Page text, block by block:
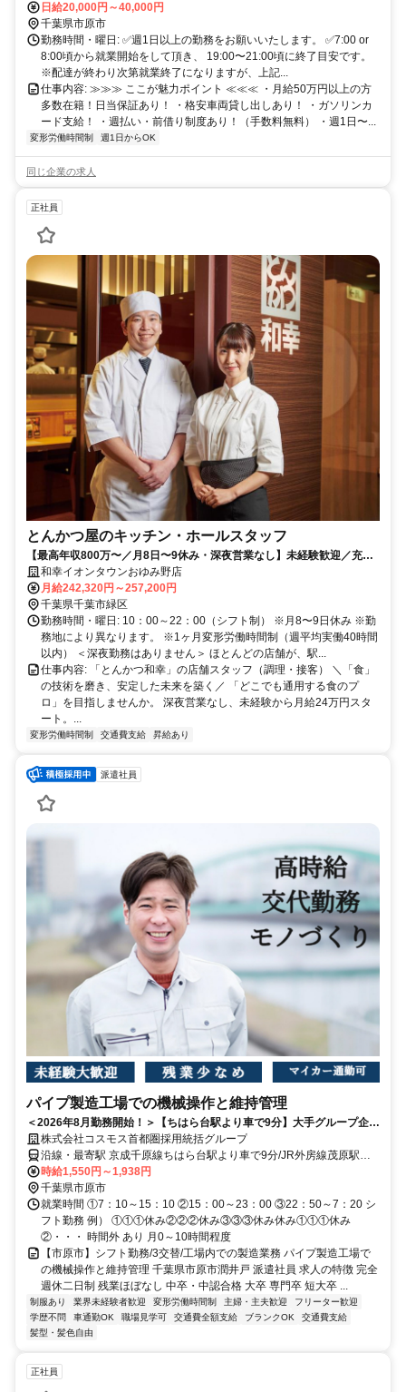
日給20,000円～40,000円
千葉県市原市
勤務時間・曜日: ✅週1日以上の勤務をお願いいたします。 ✅7:00 or
8:00頃から就業開始をして頂き、 19:00〜21:00頃に終了目安です。
※配達が終わり次第就業終了になりますが、上記...
仕事内容: ≫≫≫ ここが魅力ポイント ≪≪≪ ・月給50万円以上の方
多数在籍！日当保証あり！ ・格安車両貸し出しあり！ ・ガソリンカ
ード支給！ ・週払い・前借り制度あり！（手数料無料） ・週1日〜...
変形労働時間制 週1日からOK
同じ企業の求人
正社員
とんかつ屋のキッチン・ホールスタッフ
【最高年収800万〜／月8日〜9休み・深夜営業なし】未経験歓迎／充実
研修／定着率9割超／60年以上の黒字！安定系企業！
和幸イオンタウンおゆみ野店
月給242,320円～257,200円
千葉県千葉市緑区
勤務時間・曜日: 10：00～22：00（シフト制） ※月8〜9日休み ※勤
務地により異なります。 ※1ヶ月変形労働時間制（週平均実働40時間
以内） ＜深夜勤務はありません＞ ほとんどの店舗が、駅...
仕事内容: 「とんかつ和幸」の店舗スタッフ（調理・接客） ＼「食」
の技術を磨き、安定した未来を築く／ 「どこでも通用する食のプ
ロ」を目指しませんか。 深夜営業なし、未経験から月給24万円スタ
ート。...
変形労働時間制 交通費支給 昇給あり
派遣社員
パイプ製造工場での機械操作と維持管理
＜2026年8月勤務開始！＞【ちはら台駅より車で9分】大手グループ企
業/多彩なモノづくりに関われます！
株式会社コスモス首都圏採用統括グループ
沿線・最寄駅 京成千原線ちはら台駅より車で9分/JR外房線茂原駅よ
り車で28分/小湊鉄道上総三又駅より車で17分/JR外房線誉田駅より車
で18分 ★自動車通勤OK 千葉市緑区、大網白里市、茂原市、勝浦市、
市原市からの通勤者多数
時給1,550円～1,938円
千葉県市原市
就業時間 ①7：10～15：10 ②15：00～23：00 ③22：50～7：20 シ
フト勤務 例） ①①①休み②②②休み③③③休み休み①①①休み
②・・・ 時間外 あり 月0～10時間程度
【市原市】シフト勤務/3交替/工場内での製造業務 パイプ製造工場で
の機械操作と維持管理 千葉県市原市潤井戸 派遣社員 求人の特徴 完全
週休二日制 残業ほぼなし 中卒・中認合格 大卒 専門卒 短大卒 ...
制服あり 業界未経験者歓迎 変形労働時間制 主婦・主夫歓迎
フリーター歓迎
学歴不問
車通勤OK 職場見学可 交通費全額支給 ブランクOK
交通費支給
髪型・髪色自由
正社員